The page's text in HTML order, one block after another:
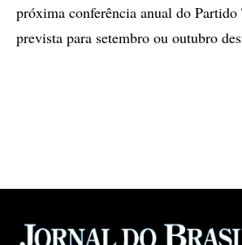
próxima conferência anual do Partido
prevista para setembro ou outubro